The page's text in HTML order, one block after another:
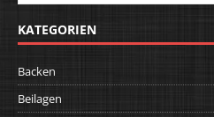
KATEGORIEN
Backen
Beilagen